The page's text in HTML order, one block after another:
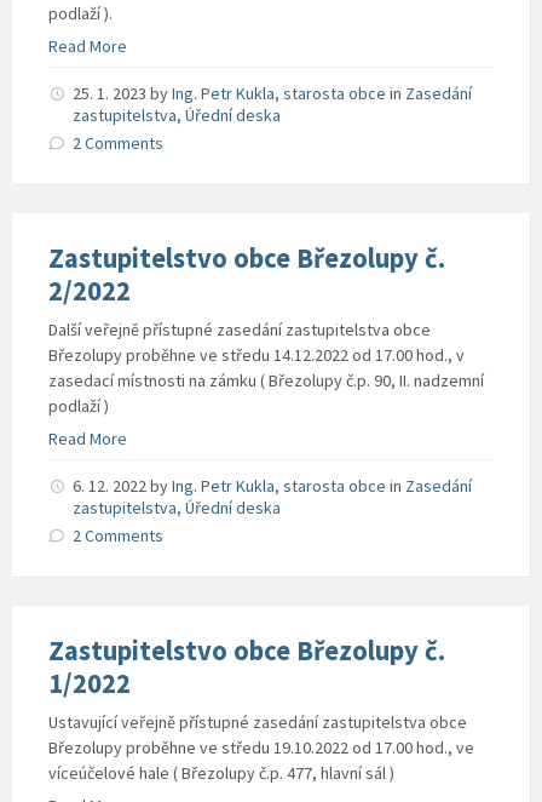
podlaží ).
Read More
25. 1. 2023 byIng. Petr Kukla, starosta obce in Zasedání
zastupitelstva, Úřední deska
2 Comments
Zastupitelstvo obce Březolupy č.
2/2022
Další veřejně přístupné zasedání zastupitelstva obce
Březolupy proběhne ve středu 14.12.2022 od 17.00 hod., v
zasedací místnosti na zámku ( Březolupy č.p. 90, II. nadzemní
podlaží )
Read More
6. 12. 2022byIng. Petr Kukla, starosta obce in Zasedání
zastupitelstva, Úřední deska
2 Comments
Zastupitelstvo obce Březolupy č.
1/2022
Ustavující veřejně přístupné zasedání zastupitelstva obce
Březolupy proběhne ve středu 19.10.2022 od 17.00 hod., ve
víceúčelové hale ( Březolupy č.p. 477, hlavní sál )